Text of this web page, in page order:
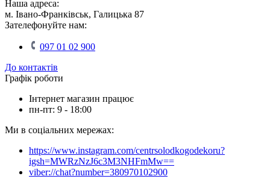
Наша адреса:
м. Івано-Франківськ, Галицька 87
Зателефонуйте нам:
097 01 02 900
До контактів
Графік роботи
Інтернет магазин працює
пн-пт: 9 - 18:00
Ми в соціальних мережах:
https://www.instagram.com/centrsolodkogodekoru?
igsh=MWRzNzJ6c3M3NHFmMw==
viber://chat?number=380970102900